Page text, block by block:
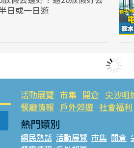
日或一日遊
活動展覽 市集 開倉 尖沙咀
餐廳情報 戶外郊遊 社會福利
熱門類別
網民熱話 活動展覽 市集 開倉